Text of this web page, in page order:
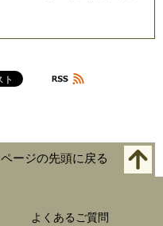
ページの先頭に戻る
よくあるご質問